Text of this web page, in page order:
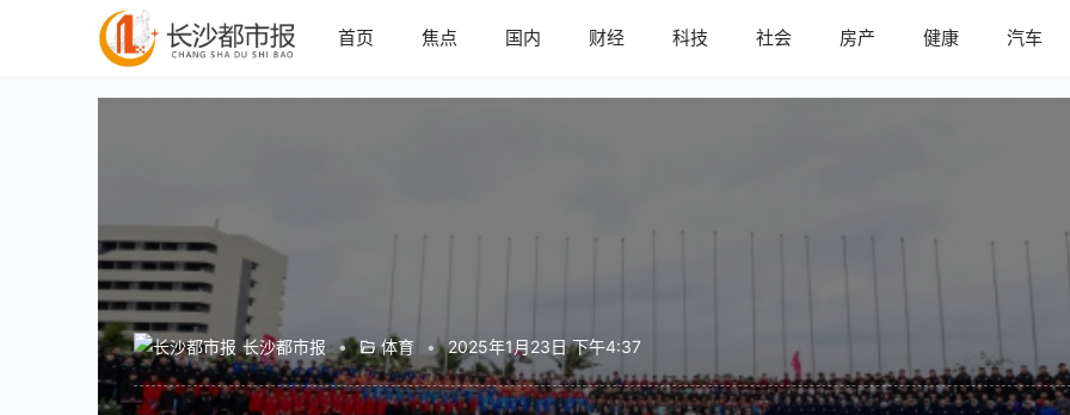
首页 焦点 国内 财经 科技 社会 房产 健康 汽车
长沙都市报 • 体育 • 2025年1月23日 下午4:37